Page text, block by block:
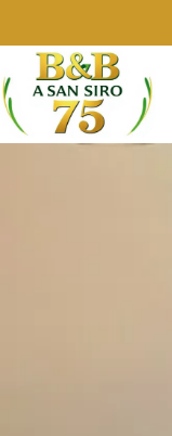
contenuto